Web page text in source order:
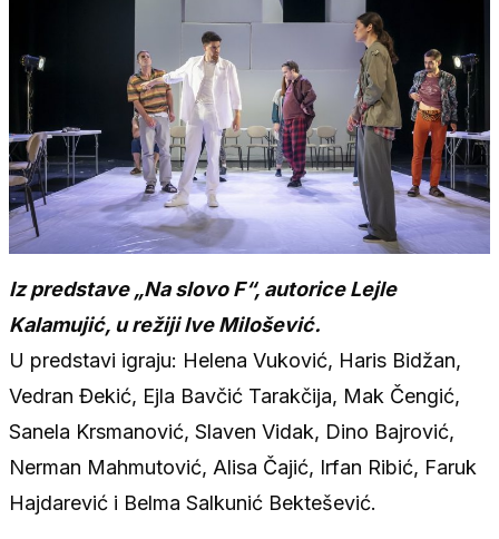
Iz predstave „Na slovo F“, autorice Lejle
Kalamujić, u režiji Ive Milošević.
U predstavi igraju: Helena Vuković, Haris Bidžan,
Vedran Đekić, Ejla Bavčić Tarakčija, Mak Čengić,
Sanela Krsmanović, Slaven Vidak, Dino Bajrović,
Nerman Mahmutović, Alisa Čajić, Irfan Ribić, Faruk
Hajdarević i Belma Salkunić Bektešević.